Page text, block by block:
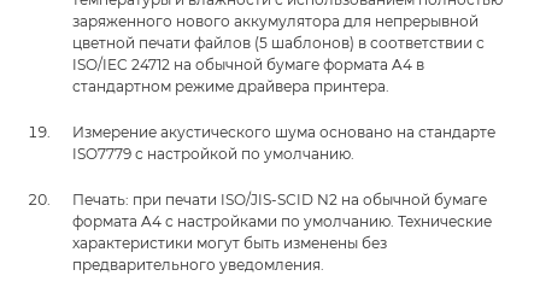
заряженного нового аккумулятора для непрерывной
цветной печати файлов (5 шаблонов) в соответствии с
ISO/IEC 24712 на обычной бумаге формата A4 в
стандартном режиме драйвера принтера.
Измерение акустического шума основано на стандарте
ISO7779 с настройкой по умолчанию.
Печать: при печати ISO/JIS-SCID N2 на обычной бумаге
формата A4 с настройками по умолчанию. Технические
характеристики могут быть изменены без
предварительного уведомления.